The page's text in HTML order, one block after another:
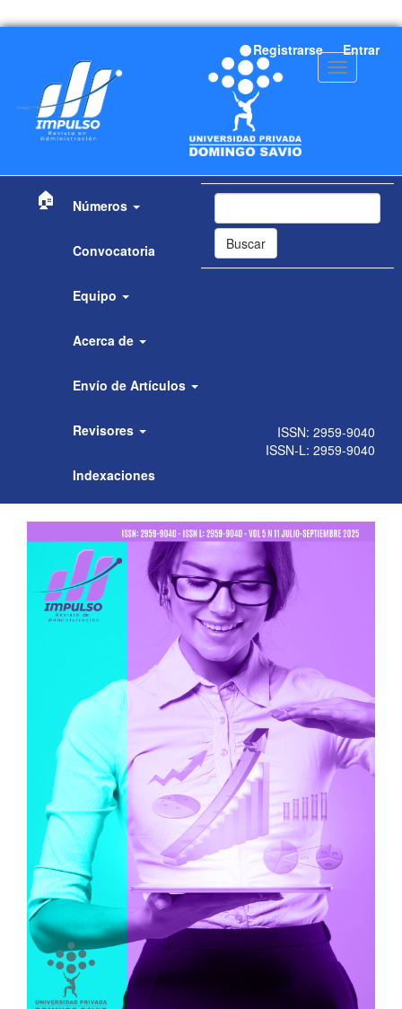
Contenido
principal
Barra
lateral
Registrarse
Entrar
Toggle
navigation
🏠 Números
Convocatoria
Equipo
Acerca de
Envío de Artículos
Revisores
Indexaciones
Buscar